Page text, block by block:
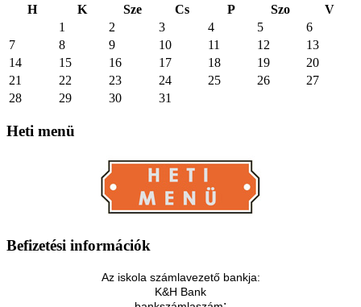
H
K Sze Cs P Szo
V
1
2 3 4 5
6
7
8 9 10 11 12
13
14
15 16 17 18 19
20
21
22 23 24 25 26
27
28
29 30 31
Heti menü
Befizetési információk
Az iskola számlavezető bankja:
K&H Bank